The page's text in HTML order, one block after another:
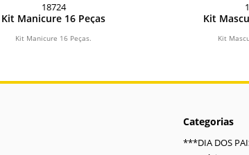
18724
Kit Manicure 16 Peças
Kit Manicure 16 Peças.
Kit
Kit
Categorias
***DIA DOS